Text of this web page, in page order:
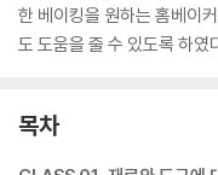
한 베이킹을 원하는 홈베이
도 도움을 줄 수 있도록 하였
목차